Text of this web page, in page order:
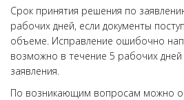
Срок принятия решения по
рабочих дней, если документы
объеме. Исправление ошибочно
возможно в течение 5 рабочих дней
заявления.
По возникающим вопросам можно